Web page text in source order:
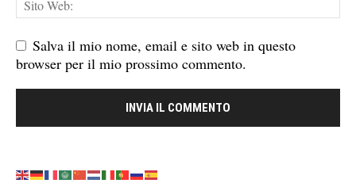
Salva il mio nome, email e sito web in questo
browser per il mio prossimo commento.